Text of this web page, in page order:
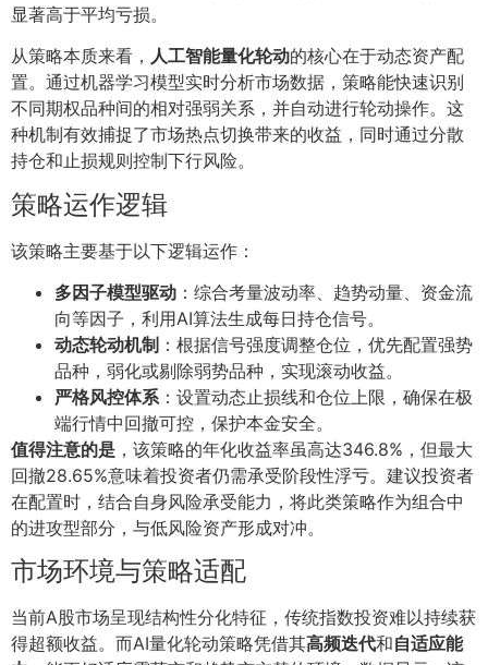
显著高于平均亏损。
从策略本质来看， 人工智能量化轮动的核心在于动态资产配
置。通过机器学习模型实时分析市场数据，策略能快速识别
不同期权品种间的相对强弱关系，并自动进行轮动操作。这
种机制有效捕捉了市场热点切换带来的收益，同时通过分散
持仓和止损规则控制下行风险。
策略运作逻辑
该策略主要基于以下逻辑运作：
多因子模型驱动 ：综合考量波动率、趋势动量、资金流
向等因子，利用AI算法生成每日持仓信号。
动态轮动机制 ：根据信号强度调整仓位，优先配置强势
品种，弱化或剔除弱势品种，实现滚动收益。
严格风控体系 ：设置动态止损线和仓位上限，确保在极
端行情中回撤可控，保护本金安全。
值得注意的是 ，该策略的年化收益率虽高达346.8%，但最大
回撤28.65%意味着投资者仍需承受阶段性浮亏。建议投资者
在配置时，结合自身风险承受能力，将此类策略作为组合中
的进攻型部分，与低风险资产形成对冲。
市场环境与策略适配
当前A股市场呈现结构性分化特征，传统指数投资难以持续获
得超额收益。而AI量化轮动策略凭借其高频迭代和自适应能